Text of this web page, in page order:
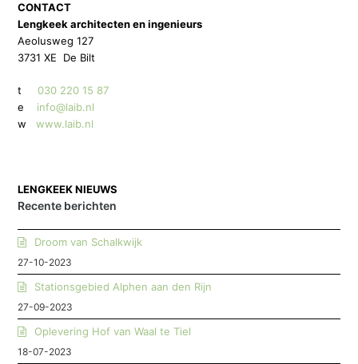
CONTACT
Lengkeek architecten en ingenieurs
Aeolusweg 127
3731 XE De Bilt
t030 220 15 87
e info@laib.nl
w
www.laib.nl
LENGKEEK NIEUWS
Recente berichten
Droom van Schalkwijk
27-10-2023
Stationsgebied Alphen aan den Rijn
27-09-2023
Oplevering Hof van Waal te Tiel
18-07-2023